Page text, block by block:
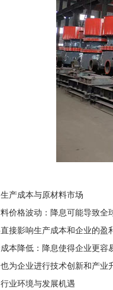
成本与原材料市场
格波动‌：降息可能导致全球
接影响生产成本和企业的盈
降低‌：降息使得企业更容易
为企业进行技术创新和产业
环境与发展机遇